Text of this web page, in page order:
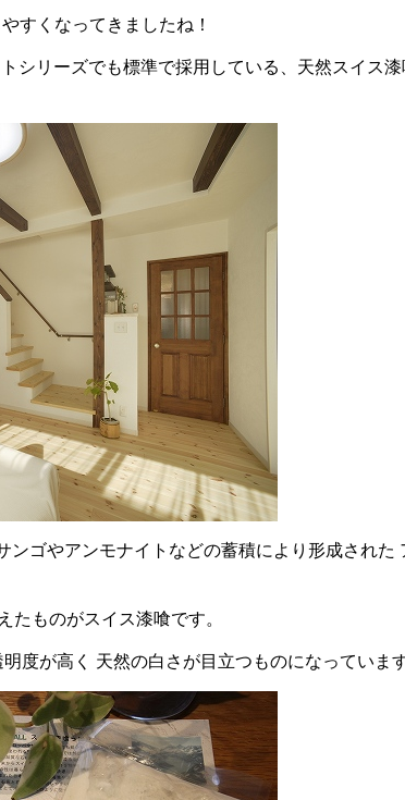
すくなってきましたね！
シリーズでも標準で採用している、天然スイス漆
ンゴやアンモナイトなどの蓄積により形成され
たものがスイス漆喰です。
度が高く 天然の白さが目立つものになっています